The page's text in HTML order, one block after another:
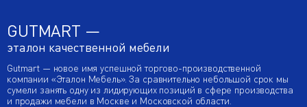
GUTMART —
эталон качественной мебели
Gutmart — новое имя успешной торгово-производственной
компании «Эталон Мебель». За сравнительно небольшой срок мы
сумели занять одну из лидирующих позиций в сфере производства
и продажи мебели в Москве и Московской области.